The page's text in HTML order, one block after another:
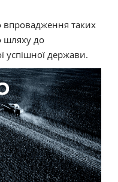
впровадження таких
шляху до
успішної держави.